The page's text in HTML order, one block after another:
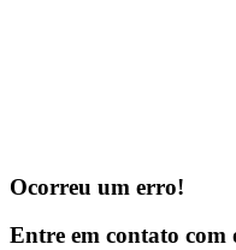
Ocorreu um erro!
Entre em contato com